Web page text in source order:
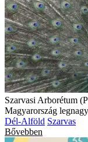
Szarvasi Arborétum
Magyarország
Dél-Alföld Szarvas
Bővebben